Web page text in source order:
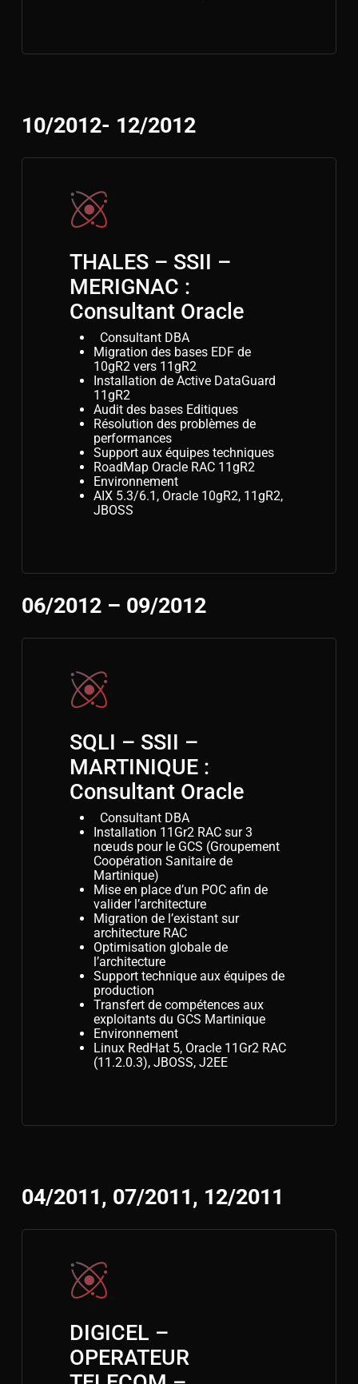
10/2012- 12/2012
THALES – SSII –
MERIGNAC :
Consultant Oracle
Consultant DBA
Migration des bases EDF de
10gR2 vers 11gR2
Installation de Active DataGuard
11gR2
Audit des bases Editiques
Résolution des problèmes de
performances
Support aux équipes techniques
RoadMap Oracle RAC 11gR2
Environnement
AIX 5.3/6.1, Oracle 10gR2, 11gR2,
JBOSS
06/2012 – 09/2012
SQLI – SSII –
MARTINIQUE :
Consultant Oracle
Consultant DBA
Installation 11Gr2 RAC sur 3
nœuds pour le GCS (Groupement
Coopération Sanitaire de
Martinique)
Mise en place d’un POC afin de
valider l’architecture
Migration de l’existant sur
architecture RAC
Optimisation globale de
l’architecture
Support technique aux équipes de
production
Transfert de compétences aux
exploitants du GCS Martinique
Environnement
Linux RedHat 5, Oracle 11Gr2 RAC
(11.2.0.3), JBOSS, J2EE
04/2011, 07/2011, 12/2011
DIGICEL –
OPERATEUR